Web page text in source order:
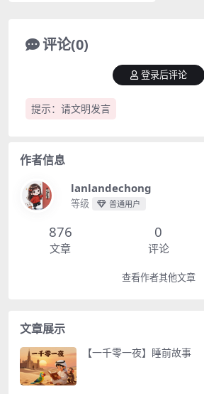
评论(0)
提示：请文明发言
登录后评论
作者信息
lanlandechong
等级 普通用户
876
文章
0
评论
查看作者其他文章
文章展示
【一千零一夜】睡前故事